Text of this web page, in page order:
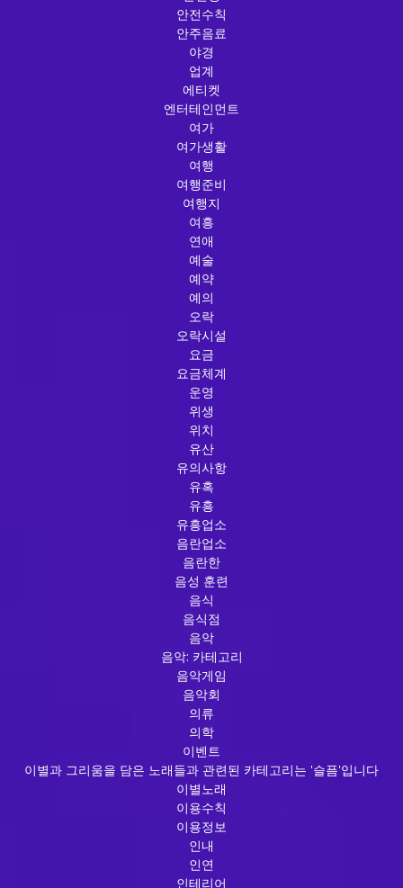
안전수칙
안주음료
야경
업계
에티켓
엔터테인먼트
여가
여가생활
여행
여행준비
여행지
여흥
연애
예술
예약
예의
오락
오락시설
요금
요금체계
운영
위생
위치
유산
유의사항
유혹
유흥
유흥업소
음란업소
음란한
음성 훈련
음식
음식점
음악
음악: 카테고리
음악게임
음악회
의류
의학
이벤트
이별과 그리움을 담은 노래들과 관련된 카테고리는 '슬픔'입니다
이별노래
이용수칙
이용정보
인내
인연
인테리어